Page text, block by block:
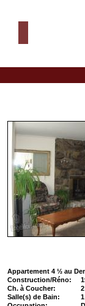
Appartement 4 ½ au
Construction/Réno:
Ch. à Coucher:
2
Salle(s) de Bain:
1